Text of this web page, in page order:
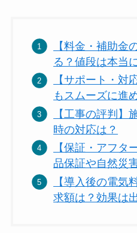
【料金・補助金
る？値段は本当
【サポート・対
もスムーズに進
【工事の評判】
時の対応は？
【保証・アフタ
品保証や自然災
【導入後の電気
求額は？効果は